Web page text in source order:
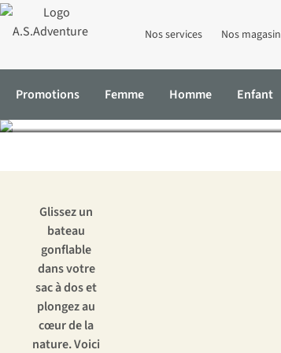
Nos services Nos
Promotions Femme Homme Enfant
Accueil Expertise & Conseils Le packrafting en
Le
Glissez un
bateau
gonflable
dans votre
sac à dos et
plongez au
cœur de la
nature. Voici